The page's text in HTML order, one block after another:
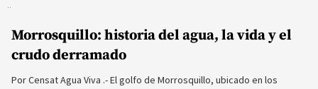
Morrosquillo: historia del agua, la vida y el
crudo derramado
Por Censat Agua Viva .- El golfo de Morrosquillo, ubicado en los